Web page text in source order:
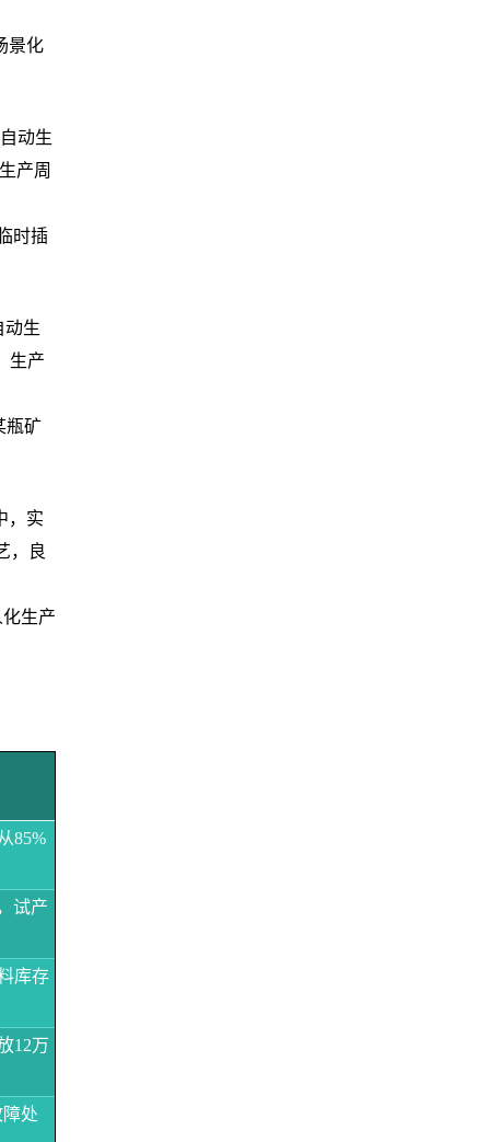
景化
动生
产周
时插
动生
生产
瓶矿
，实
，良
生产
85%
试产
库存
12万
处